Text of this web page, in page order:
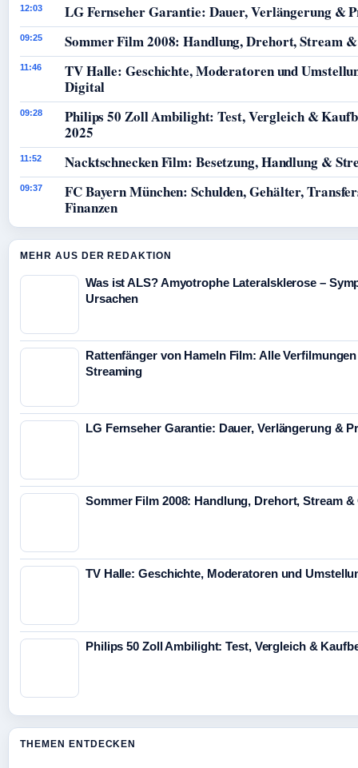
12:03 LG Fernseher Garantie: Dauer, Verlängerung &
09:25 Sommer Film 2008: Handlung, Drehort, Stream
11:46
TV Halle: Geschichte, Moderatoren und
Digital
09:28
Philips 50 Zoll Ambilight: Test, Vergleich &
2025
11:52 Nacktschnecken Film: Besetzung, Handlung &
09:37
FC Bayern München: Schulden, Gehälter,
Finanzen
MEHR AUS DER REDAKTION
Was ist ALS? Amyotrophe Lateralsklerose –
Ursachen
Rattenfänger von Hameln Film: Alle
Streaming
LG Fernseher Garantie: Dauer, Verlängerung &
Sommer Film 2008: Handlung, Drehort, Stream &
TV Halle: Geschichte, Moderatoren und
Philips 50 Zoll Ambilight: Test, Vergleich &
THEMEN ENTDECKEN